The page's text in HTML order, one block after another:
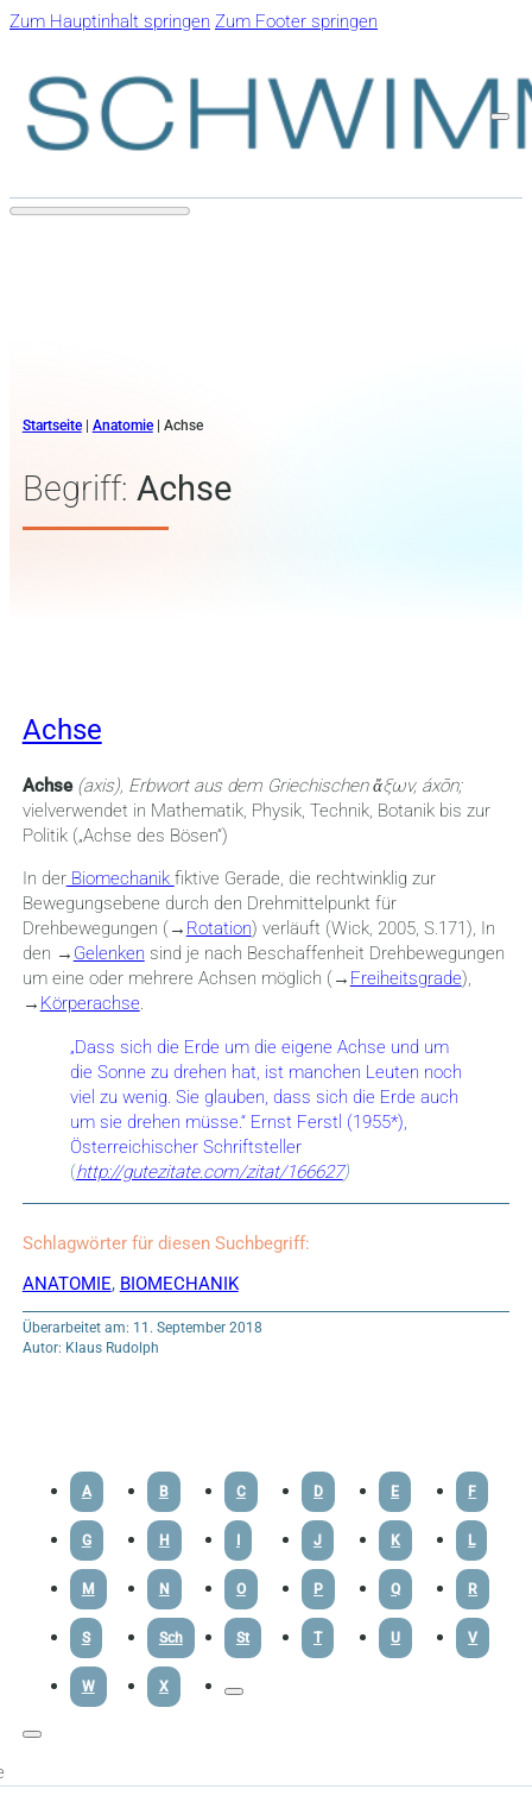
Zum Hauptinhalt springen Zum Footer springen
Startseite| Anatomie| Achse
Begriff: Achse
Achse
Achse (axis), Erbwort aus dem Griechischen ἄξων, áxōn;
vielverwendet in Mathematik, Physik, Technik, Botanik bis zur
Politik („Achse des Bösen“)
In derBiomechanik fiktive Gerade, die rechtwinklig zur
Bewegungsebene durch den Drehmittelpunkt für
Drehbewegungen (→ Rotation) verläuft (Wick, 2005, S.171), In
den → Gelenken sind je nach Beschaffenheit Drehbewegungen
um eine oder mehrere Achsen möglich (→ Freiheitsgrade),
→ Körperachse.
„Dass sich die Erde um die eigene Achse und um
die Sonne zu drehen hat, ist manchen Leuten noch
viel zu wenig. Sie glauben, dass sich die Erde auch
um sie drehen müsse.“ Ernst Ferstl (1955*),
Österreichischer Schriftsteller
(http://gutezitate.com/zitat/166627)
Schlagwörter für diesen Suchbegriff:
ANATOMIE, BIOMECHANIK
Überarbeitet am: 11. September 2018
Autor: Klaus Rudolph
A B C D E F
G H I J K L
M N O P Q R
S Sch St T U V
W X